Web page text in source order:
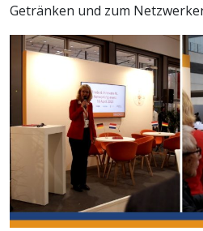
Getränken und zum